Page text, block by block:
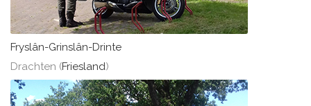
Fryslân-Grinslân-Drinte
Drachten (Friesland)